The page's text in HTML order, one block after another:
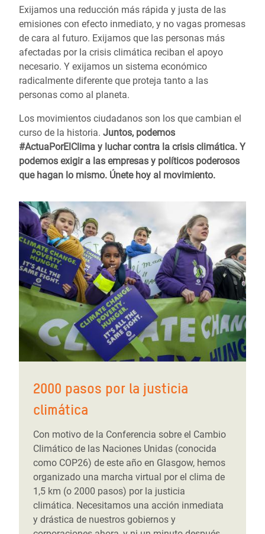
Exijamos una reducción más rápida y justa de las
emisiones con efecto inmediato, y no vagas promesas
de cara al futuro. Exijamos que las personas más
afectadas por la crisis climática reciban el apoyo
necesario. Y exijamos un sistema económico
radicalmente diferente que proteja tanto a las
personas como al planeta.
Los movimientos ciudadanos son los que cambian el
curso de la historia. Juntos, podemos
#ActuaPorElClima y luchar contra la crisis climática. Y
podemos exigir a las empresas y políticos poderosos
que hagan lo mismo. Únete hoy al movimiento.
2000 pasos por la justicia
climática
Con motivo de la Conferencia sobre el Cambio
Climático de las Naciones Unidas (conocida
como COP26) de este año en Glasgow, hemos
organizado una marcha virtual por el clima de
1,5 km (o 2000 pasos) por la justicia
climática. Necesitamos una acción inmediata
y drástica de nuestros gobiernos y